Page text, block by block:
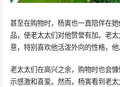
甚至在购物时，杨寅也一直陪伴在
品，使老太太们对他赞誉有加。老
意，特别喜欢他活泼外向的性格，他
老太太们在高兴之余，购物时也会
示感激和喜爱。然而，杨寅看到老